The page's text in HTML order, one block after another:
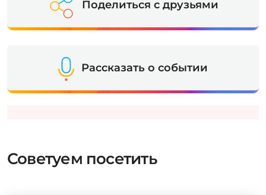
Поделиться с друзьями
Рассказать о событии
Советуем посетить